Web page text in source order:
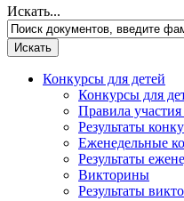
Искать...
Конкурсы для детей
Конкурсы для
Правила
Результаты
Еженедельные
Результаты
Викторины
Результаты
детском конкурсе на